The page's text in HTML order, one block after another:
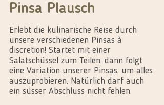
Pinsa Plausch
Erlebt die kulinarische Reise durch
unsere verschiedenen Pinsas à
discretion! Startet mit einer
Salatschüssel zum Teilen, dann folgt
eine Variation unserer Pinsas, um alles
auszuprobieren. Natürlich darf auch
ein süsser Abschluss nicht fehlen.​